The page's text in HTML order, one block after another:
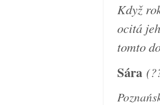
Když
ocitá
tomto
Sára